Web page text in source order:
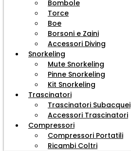
Bombole
Torce
Boe
Borsoni e Zaini
Accessori Diving
Snorkeling
Mute Snorkeling
Pinne Snorkeling
Kit Snorkeling
Trascinatori
Trascinatori Subacquei
Accessori Trascinatori
Compressori
Compressori Portatili
Ricambi Coltri